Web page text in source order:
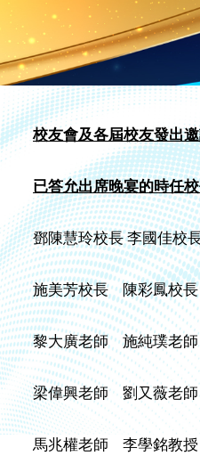
校友會及各屆校友發出
已答允出席晚宴的時任
鄧陳慧玲校長 李國佳校
施美芳校長 陳彩鳳校
黎大廣老師 施純璞老
梁偉興老師 劉又薇老
馬兆權老師 李學銘教授